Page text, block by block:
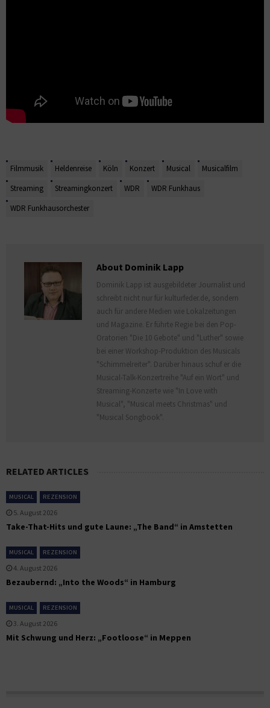
Filmmusik Heldenreise Köln Konzert Musical
Musicalfilm
Streaming
Streamingkonzert WDR
WDR Funkhaus
WDR Funkhausorchester
About Dominik Lapp
Dominik Lapp ist ausgebildeter Journalist und
schreibt nicht nur für kulturfeder.de, sondern
auch für andere Medien wie Lokalzeitungen
und Magazine. Er führte Regie bei den Pop-
Oratorien "Die 10 Gebote" und "Luther" sowie
bei einer Workshop-Produktion des Musicals
"Schimmelreiter". Darüber hinaus schuf er die
Musical-Talk-Konzertreihe "Auf ein Wort" und
Streaming-Konzerte wie "In Love with
Musical", "Musical meets Christmas" und
"Musical Songbook".
RELATED ARTICLES
MUSICAL REZENSION
5. August 2026
Take-That-Hits und gute Laune: „The Band“ in Amstetten
MUSICAL REZENSION
4. August 2026
Bezaubernd: „Into the Woods“ in Hamburg
MUSICAL REZENSION
3. August 2026
Mit Schwung und Herz: „Footloose“ in Meppen